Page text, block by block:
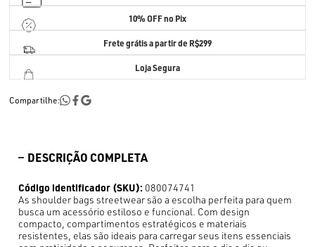
10% OFF no Pix
Frete grátis a partir de R$299
Loja Segura
Compartilhe:
DESCRIÇÃO COMPLETA
Código identificador (SKU): 080074741
As shoulder bags streetwear são a escolha perfeita para quem
busca um acessório estiloso e funcional. Com design
compacto, compartimentos estratégicos e materiais
resistentes, elas são ideais para carregar seus itens essenciais